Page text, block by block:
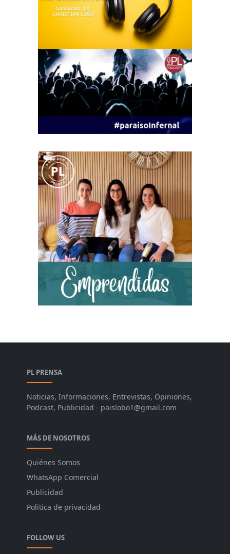
PL PRENSA
Noticias, Informaciones, Entrevistas, Opiniones,
Podcast, Publicidad - paislobo1@gmail.com
MÁS DE NOSOTROS
Quiénes Somos
WhatsApp Comercial
Publicidad
Politica de privacidad
FOLLOW US